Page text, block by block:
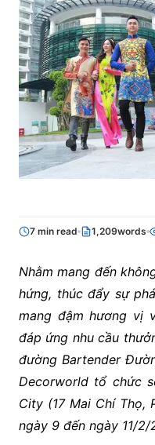
7 min read 1,209words
Nhằm mang đến
hứng, thúc đẩy sự
mang đậm hương vị
đáp ứng nhu cầu
đường Bartender
Decorworld tổ chức
City (17 Mai Chí Thọ,
ngày 9 đến ngày 11/2/